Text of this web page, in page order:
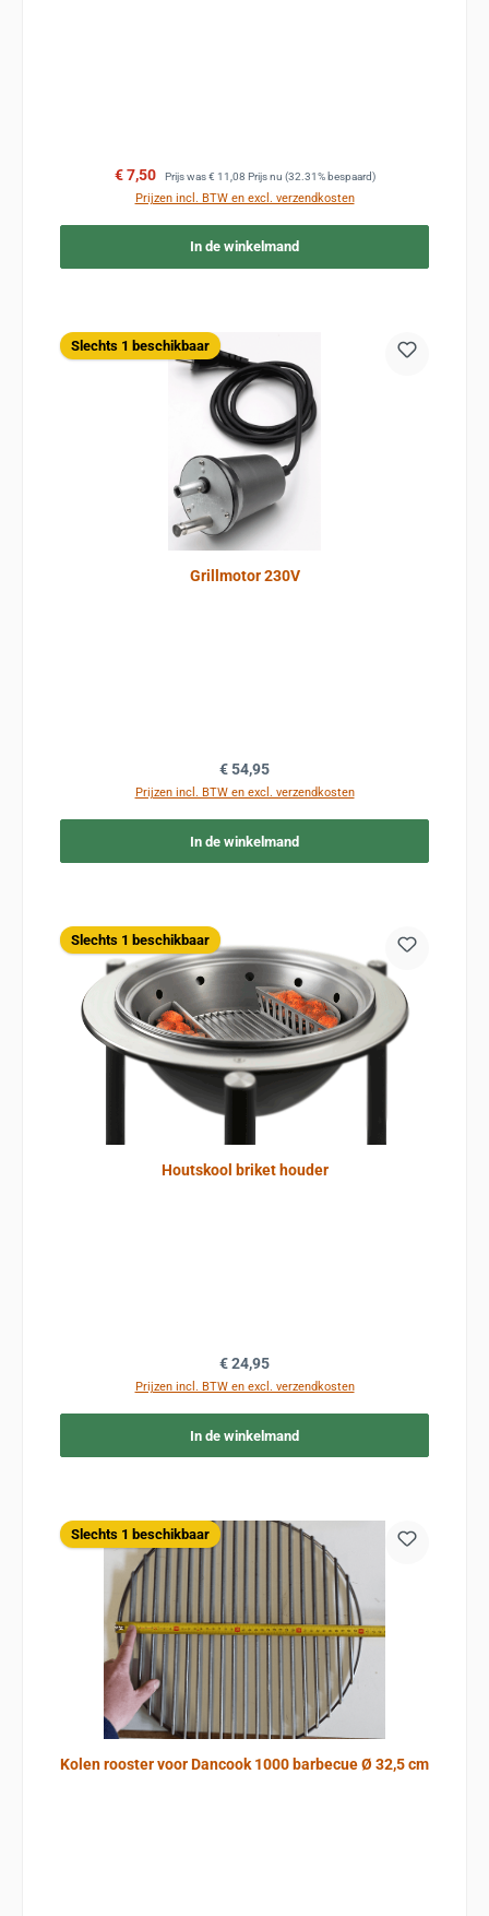
Verkoopprijs:
€ 7,50 Prijs was Normale prijs:
€ 11,08 Prijs nu (32.31% bespaard)
Prijzen incl. BTW en excl. verzendkosten
In de winkelmand
Slechts 1 beschikbaar
Grillmotor 230V
Normale prijs:
€ 54,95
Prijzen incl. BTW en excl. verzendkosten
In de winkelmand
Slechts 1 beschikbaar
Houtskool briket houder
Normale prijs:
€ 24,95
Prijzen incl. BTW en excl. verzendkosten
In de winkelmand
Slechts 1 beschikbaar
Kolen rooster voor Dancook 1000 barbecue Ø 32,5 cm